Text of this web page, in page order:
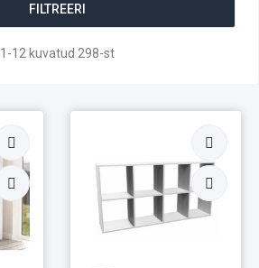
FILTREERI
1-12 kuvatud 298-st